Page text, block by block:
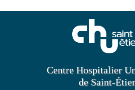
Centre Hospitalier
de Saint-